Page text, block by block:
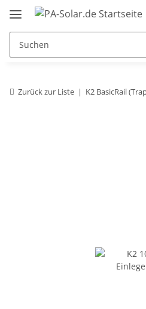
Zurück zur Liste K2 BasicRail